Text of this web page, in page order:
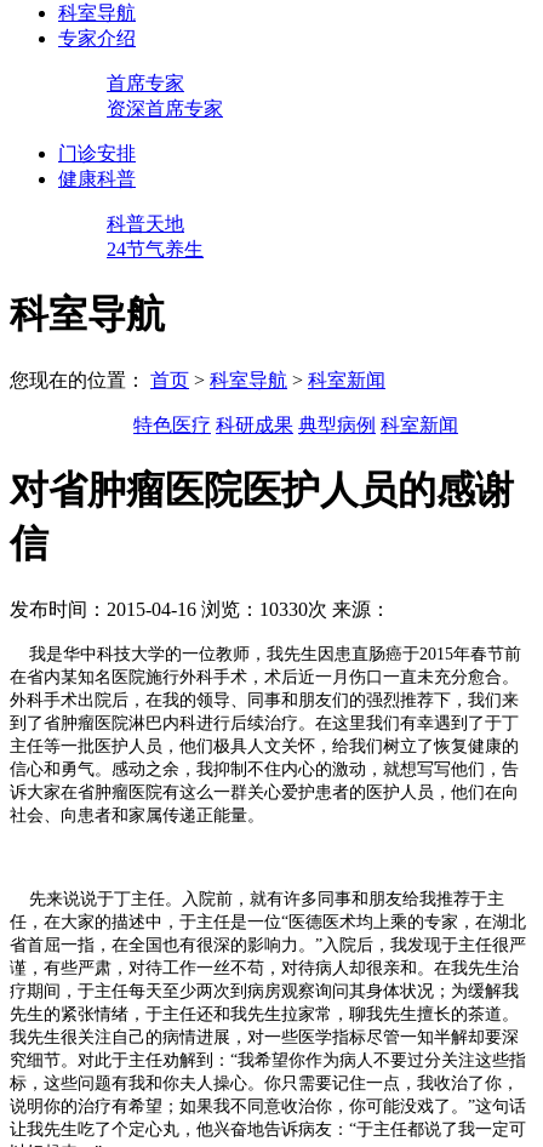
科室导航
专家介绍
首席专家
资深首席专家
门诊安排
健康科普
科普天地
24节气养生
科室导航
您现在的位置： 首页 > 科室导航 > 科室新闻
特色医疗 科研成果 典型病例 科室新闻
对省肿瘤医院医护人员的感谢
信
发布时间：2015-04-16 浏览：10330次 来源：
我是华中科技大学的一位教师，我先生因患直肠癌于2015年春节前
在省内某知名医院施行外科手术，术后近一月伤口一直未充分愈合。
外科手术出院后，在我的领导、同事和朋友们的强烈推荐下，我们来
到了省肿瘤医院淋巴内科进行后续治疗。在这里我们有幸遇到了于丁
主任等一批医护人员，他们极具人文关怀，给我们树立了恢复健康的
信心和勇气。感动之余，我抑制不住内心的激动，就想写写他们，告
诉大家在省肿瘤医院有这么一群关心爱护患者的医护人员，他们在向
社会、向患者和家属传递正能量。
先来说说于丁主任。入院前，就有许多同事和朋友给我推荐于主
任，在大家的描述中，于主任是一位“医德医术均上乘的专家，在湖北
省首屈一指，在全国也有很深的影响力。”入院后，我发现于主任很严
谨，有些严肃，对待工作一丝不苟，对待病人却很亲和。在我先生治
疗期间，于主任每天至少两次到病房观察询问其身体状况；为缓解我
先生的紧张情绪，于主任还和我先生拉家常，聊我先生擅长的茶道。
我先生很关注自己的病情进展，对一些医学指标尽管一知半解却要深
究细节。对此于主任劝解到：“我希望你作为病人不要过分关注这些指
标，这些问题有我和你夫人操心。你只需要记住一点，我收治了你，
说明你的治疗有希望；如果我不同意收治你，你可能没戏了。”这句话
让我先生吃了个定心丸，他兴奋地告诉病友：“于主任都说了我一定可